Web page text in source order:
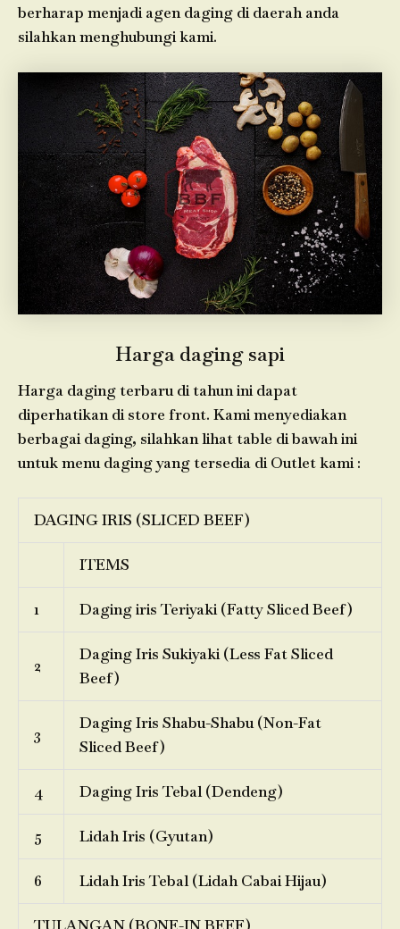
berharap menjadi agen daging di daerah anda
silahkan menghubungi kami.
Harga daging sapi
Harga daging terbaru di tahun ini dapat
diperhatikan di store front. Kami menyediakan
berbagai daging, silahkan lihat table di bawah ini
untuk menu daging yang tersedia di Outlet kami :
DAGING IRIS (SLICED BEEF)
ITEMS
1 Daging iris Teriyaki (Fatty Sliced Beef)
2
Daging Iris Sukiyaki (Less Fat Sliced
Beef)
3
Daging Iris Shabu-Shabu (Non-Fat
Sliced Beef)
4 Daging Iris Tebal (Dendeng)
5 Lidah Iris (Gyutan)
6 Lidah Iris Tebal (Lidah Cabai Hijau)